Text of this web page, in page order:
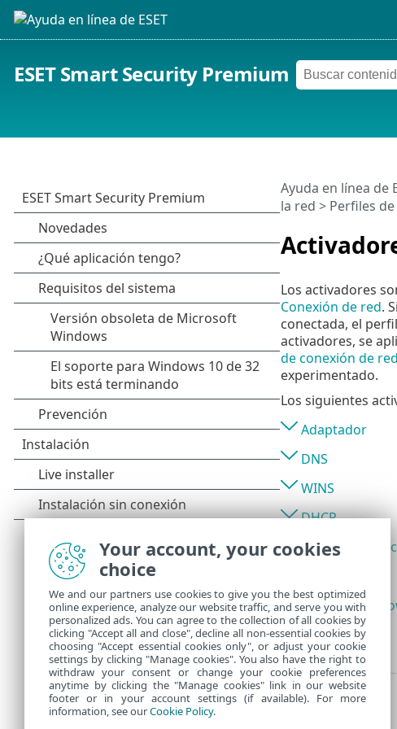
ESET Smart Security Premium
Ayuda en línea de
la red > Perfiles
Los activadores
Conexión de red.
conectada, el
activadores, se
de conexión de red
experimentado.
Los siguientes
Adaptador
DNS
WINS
DHCP
Puerta de
Perfil de
Autenticación
Your account, your cookies
choice
We and our partners use cookies to give you the best optimized
online experience, analyze our website traffic, and serve you with
personalized ads. You can agree to the collection of all cookies by
clicking "Accept all and close", decline all non-essential cookies by
choosing "Accept essential cookies only", or adjust your cookie
settings by clicking "Manage cookies". You also have the right to
withdraw your consent or change your cookie preferences
anytime by clicking the "Manage cookies" link in our website
footer or in your account settings (if available). For more
information, see ourCookie Policy.